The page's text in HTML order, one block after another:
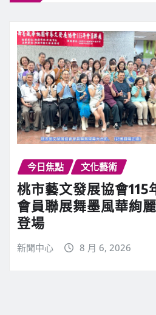
今日焦點 文化藝術
桃市藝文發展協會115
會員聯展舞墨風華絢麗
登場
新聞中心 8 月 6, 2026